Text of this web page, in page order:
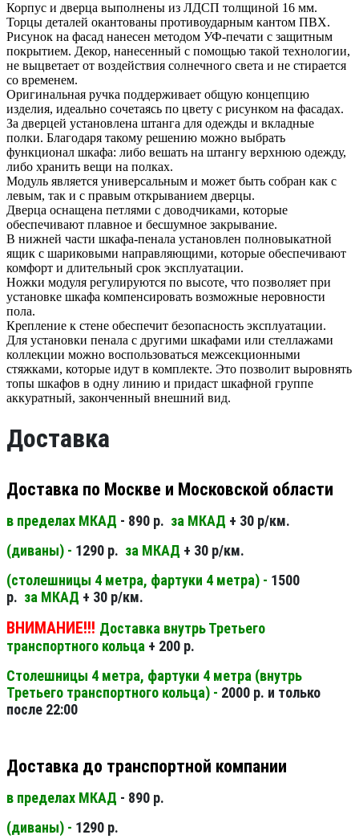
Корпус и дверца выполнены из ЛДСП толщиной 16 мм.
Торцы деталей окантованы противоударным кантом ПВХ.
Рисунок на фасад нанесен методом УФ-печати с защитным
покрытием. Декор, нанесенный с помощью такой технологии,
не выцветает от воздействия солнечного света и не стирается
со временем.
Оригинальная ручка поддерживает общую концепцию
изделия, идеально сочетаясь по цвету с рисунком на фасадах.
За дверцей установлена штанга для одежды и вкладные
полки. Благодаря такому решению можно выбрать
функционал шкафа: либо вешать на штангу верхнюю одежду,
либо хранить вещи на полках.
Модуль является универсальным и может быть собран как с
левым, так и с правым открыванием дверцы.
Дверца оснащена петлями с доводчиками, которые
обеспечивают плавное и бесшумное закрывание.
В нижней части шкафа-пенала установлен полновыкатной
ящик с шариковыми направляющими, которые обеспечивают
комфорт и длительный срок эксплуатации.
Ножки модуля регулируются по высоте, что позволяет при
установке шкафа компенсировать возможные неровности
пола.
Крепление к стене обеспечит безопасность эксплуатации.
Для установки пенала с другими шкафами или стеллажами
коллекции можно воспользоваться межсекционными
стяжками, которые идут в комплекте. Это позволит выровнять
топы шкафов в одну линию и придаст шкафной группе
аккуратный, законченный внешний вид.
Доставка
Доставка по Москве и Московской области
в пределах МКАД - 890 р. за МКАД + 30 р/км.
(диваны) - 1290 р. за МКАД + 30 р/км.
(столешницы 4 метра, фартуки 4 метра) - 1500
р. за МКАД + 30 р/км.
ВНИМАНИЕ!!! Доставка внутрь Третьего
транспортного кольца + 200 р.
Столешницы 4 метра, фартуки 4 метра (внутрь
Третьего транспортного кольца) - 2000 р. и только
после 22:00
Доставка до транспортной компании
в пределах МКАД - 890 р.
(диваны) - 1290 р.